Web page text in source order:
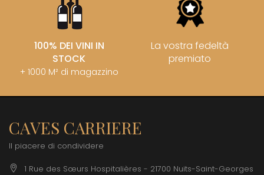
100% DEI VINI IN
STOCK
+ 1000 M² di magazzino
La vostra fedeltà
premiato
CAVES CARRIERE
Il piacere di condividere
1 Rue des Sœurs Hospitalières - 21700 Nuits-Saint-Georges